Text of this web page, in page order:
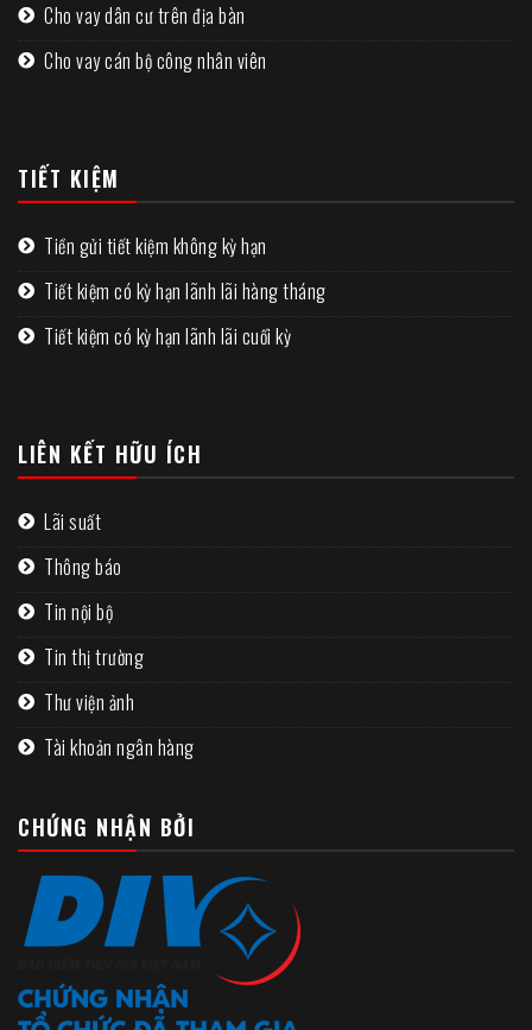
Cho vay dân cư trên địa bàn
Cho vay cán bộ công nhân viên
TIẾT KIỆM
Tiền gửi tiết kiệm không kỳ hạn
Tiết kiệm có kỳ hạn lãnh lãi hàng tháng
Tiết kiệm có kỳ hạn lãnh lãi cuối kỳ
LIÊN KẾT HỮU ÍCH
Lãi suất
Thông báo
Tin nội bộ
Tin thị trường
Thư viện ảnh
Tài khoản ngân hàng
CHỨNG NHẬN BỞI